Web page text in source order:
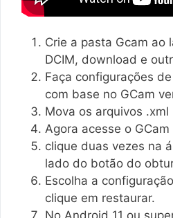
Crie a pasta Gcam ao
DCIM, download e
Faça configurações
com base no GCam
Mova os arquivos
Agora acesse o
clique duas vezes na
lado do botão do
Escolha a
clique em restaurar.